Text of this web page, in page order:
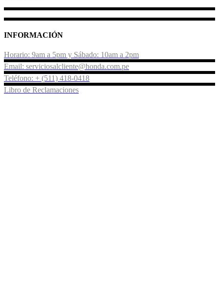
INFORMACIÓN
Horario: 9am a 5pm y Sábado: 10am a 2pm
Email: serviciosalcliente@honda.com.pe
Teléfono: + (511) 418-0418
Libro de Reclamaciones